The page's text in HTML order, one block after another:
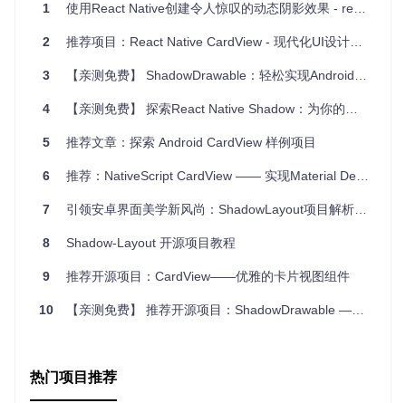
项目特点
程。
各种设计需求。
兼容性：支持Android多个版本，无需担心设备兼容问题。
如果你正在寻找一种简单有效的方式为你的Android应用增添
项目主页获取更多信息，加入社区，一起分享和交流！
许可证：Apache 2.0。
关于作者：你可以访问Zhengcx的 GitHub和博客了解他的其他
1 使用React Native创建令人惊叹的动态阴影效果 - react-native-drop-shadow
2 推荐项目：React Native CardView - 现代化UI设计的利器
3 【亲测免费】 ShadowDrawable：轻松实现Android阴影效果
4 【亲测免费】 探索React Native Shadow：为你的应用添加生动阴影效果
5 推荐文章：探索 Android CardView 样例项目
6 推荐：NativeScript CardView —— 实现Material Design的优雅卡片组件
7 引领安卓界面美学新风尚：ShadowLayout项目解析与应用推荐
8 Shadow-Layout 开源项目教程
9 推荐开源项目：CardView——优雅的卡片视图组件
10 【亲测免费】 推荐开源项目：ShadowDrawable —— 简单易用的 Android 阴影效果库
热门项目推荐